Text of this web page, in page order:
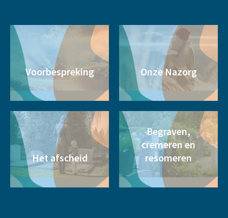
Voorbespreking Onze Nazorg
Het afscheid
Begraven,
cremeren en
resomeren